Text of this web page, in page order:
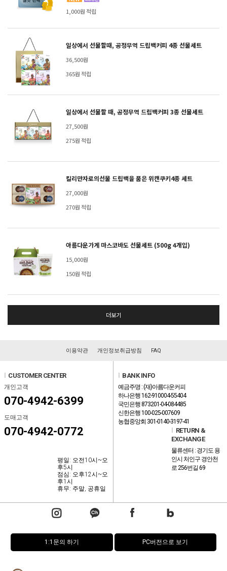
1,000원 적립
일상에서 선물할때, 공정무역 드립백커피 4종 선물세트
36,500원
365원 적립
일상에서 선물할 때, 공정무역 드립백커피 3종 선물세트
27,500원
275원 적립
킬리만자로의선물 드립백을 품은 위캔쿠키4종 세트
27,000원
270원 적립
아름다운가게 마스코바도 선물세트 (500g 4개입)
15,000원
150원 적립
더보기
이용약관 개인정보취급방침 FAQ
CUSTOMER CENTER
개인고객
070-4942-6399
도매고객
070-4942-0772
평일: 오전10시~오
후5시
점심: 오후12시~오
후1시
휴무: 주말, 공휴일
BANK INFO
예금주명 : (재)아름다운커피
하나은행 162-910004-55404
국민은행 873201-04-084485
신한은행 100-025-007609
농협중앙회 301-0140-3197-41
RETURN &
EXCHANGE
물류센터 : 경기도 용
인시 처인구 경안천
로 256번길 69
1:1문의 하기 PC버전으로 보기